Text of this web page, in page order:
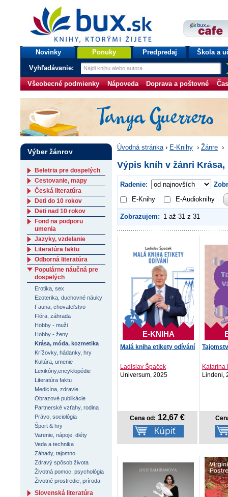
bux.sk
knihy, ktorými žijete
Úvodná stránka
Novinky Ponuky Predpredaj Škola a
Vyhľadávanie:
Všeobecné podmienky Nápoveda Doprava a poštovné
Úvodná stránka› E-Knihy › Žánre ›
Výpis kníh v žánri Krása,
Radenie:
E-Knihy
E-Audioknihy
Zobrazujem: 1 až 31 z 31
E-KNIHA
Malá kniha etikety odívání
Ladislav Špaček
Universum, 2025
Cena od: 12,67 €
Katarína
Lindeni,
Výber žánrov
Beletria pre dospelých
Cestovanie, mapy
Česká literatúra
Deti do 10 rokov
Deti nad 10 rokov
Fond na podporu
umenia
Jazyky, vzdelanie
Literatúra faktu
Odborná literatúra
Populárne náučná pre
dospelých
Erotika, sex
Ezoterika, duchovné náuky
Fauna, chovateľstvo
Flóra, záhrada
Hobby - muži
Hobby - ženy
Krása, móda, kozmetika
Krížovky, hádanky, hry
Kultúra, umenie
Lexikóny,encyklopédie
Literatúra faktu
Medicína, zdravie
Obrazové publikácie
Partnerské vzťahy, rodina
Právo, sociológia
Šport & hry
Varenie, nápoje, diéty
Veda a technika
Záhady, tajomno
Zdravý spôsob života
Životná pomoc, psychológia
Životné prostredie, príroda
Slovenská literatúra